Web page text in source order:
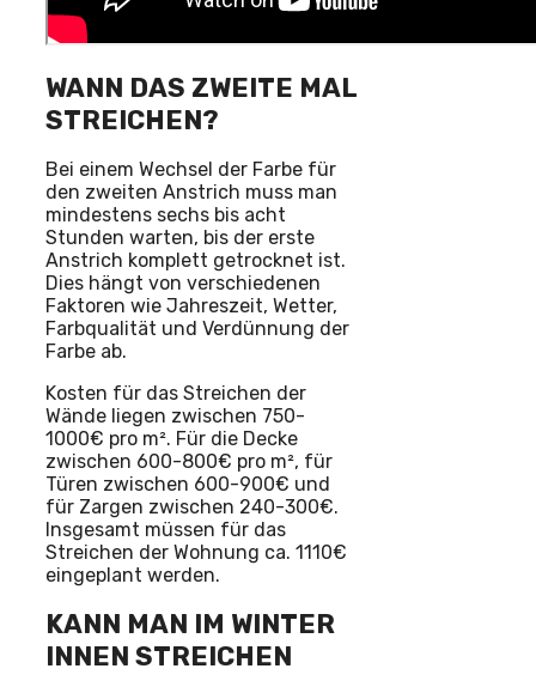
WANN DAS ZWEITE MAL
STREICHEN?
Bei einem Wechsel der Farbe für
den zweiten Anstrich muss man
mindestens sechs bis acht
Stunden warten, bis der erste
Anstrich komplett getrocknet ist.
Dies hängt von verschiedenen
Faktoren wie Jahreszeit, Wetter,
Farbqualität und Verdünnung der
Farbe ab.
Kosten für das Streichen der
Wände liegen zwischen 750-
1000€ pro m². Für die Decke
zwischen 600-800€ pro m², für
Türen zwischen 600-900€ und
für Zargen zwischen 240-300€.
Insgesamt müssen für das
Streichen der Wohnung ca. 1110€
eingeplant werden.
KANN MAN IM WINTER
INNEN STREICHEN